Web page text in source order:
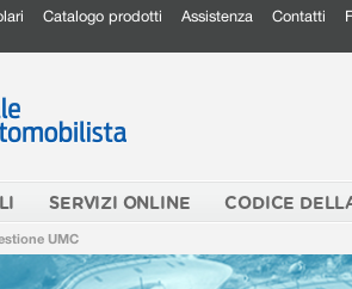
Catalogo prodotti Assistenza Contatti
SERVIZI ONLINE CODICE
UMC